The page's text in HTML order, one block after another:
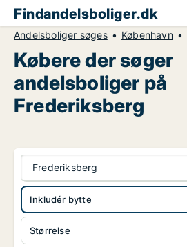
Findandelsboliger.dk
Andelsboliger søges København
Købere der søger
andelsboliger på
Frederiksberg
Frederiksberg
Størrelse
Inkludér bytte